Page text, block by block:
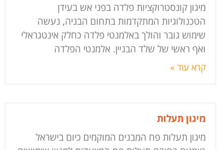
מיגון קונסטרוקציות פלדה בפני אש בעידן
הטכנולוגיות המתקדמות בתחום הבניה, נעשה
שימוש גובר והולך באלמנטי פלדה כחלק אינטגראלי
ואף ראשי של שלד הבניין. אלמנטי הפלדה
קרא עוד »
מיגון תעלות
מיגון תעלות פח המבנים המוקמים כיום בישראל